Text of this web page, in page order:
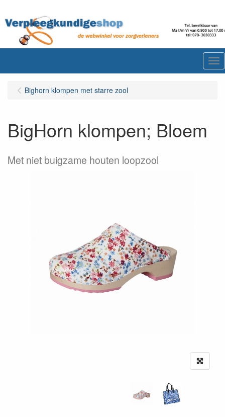
Bighorn klompen met starre zool
BigHorn klompen; Bloem
Met niet buigzame houten loopzool